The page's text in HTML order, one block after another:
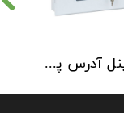
کنترل پنل آدرس پذیر C-TEC سری XFP دو لوپ 32 زون